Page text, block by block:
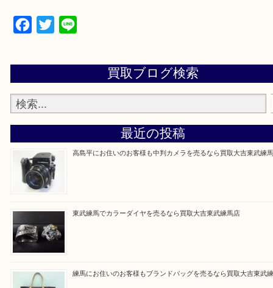
▼▽▼▽宅配買取の依頼はこちら▽▼▽▼
▼▽▼▽よくある質問はこちら▽▼▽▼